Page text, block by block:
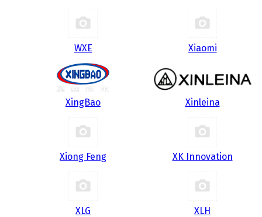
WXE Xiaomi
XingBao Xinleina
Xiong Feng XK Innovation
XLG XLH